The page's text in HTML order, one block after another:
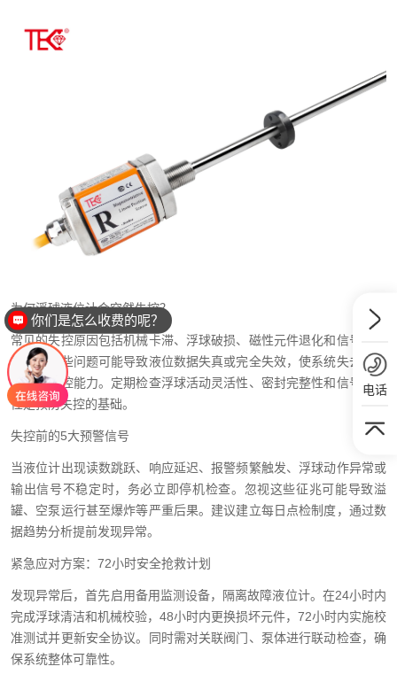
为何浮球液位计会突然失控？
常见的失控原因包括机械卡滞、浮球破损、磁性元件退化和信号传输
故障。这些问题可能导致液位数据失真或完全失效，使系统失去关键
的安全监控能力。定期检查浮球活动灵活性、密封完整性和信号稳定
性是预防失控的基础。
失控前的5大预警信号
当液位计出现读数跳跃、响应延迟、报警频繁触发、浮球动作异常或
输出信号不稳定时，务必立即停机检查。忽视这些征兆可能导致溢
罐、空泵运行甚至爆炸等严重后果。建议建立每日点检制度，通过数
据趋势分析提前发现异常。
紧急应对方案：72小时安全抢救计划
发现异常后，首先启用备用监测设备，隔离故障液位计。在24小时内
完成浮球清洁和机械校验，48小时内更换损坏元件，72小时内实施校
准测试并更新安全协议。同时需对关联阀门、泵体进行联动检查，确
保系统整体可靠性。
电话
你们是怎么收费的呢？